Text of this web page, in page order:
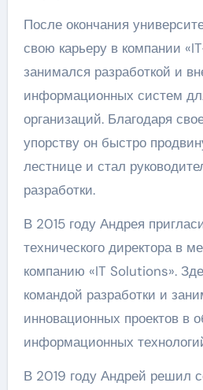
После окончания
свою карьеру в компании
занимался разработкой и
информационных систем
организаций. Благодаря
упорству он быстро
лестнице и стал
разработки.
В 2015 году Андрея
технического директора в
компанию «IT Solutions».
командой разработки и
инновационных проектов в
информационных
В 2019 году Андрей решил